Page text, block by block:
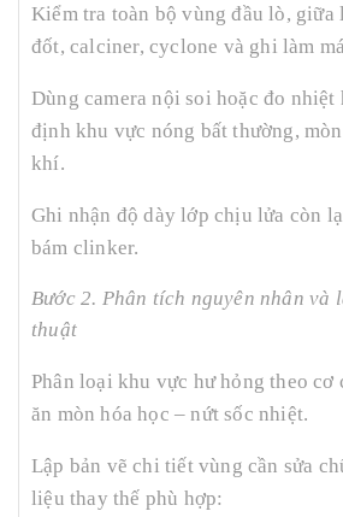
Kiểm tra toàn bộ vùng đầu lò, giữa
đốt, calciner, cyclone và ghi làm
Dùng camera nội soi hoặc đo nhiệt
định khu vực nóng bất thường,
khí.
Ghi nhận độ dày lớp chịu lửa còn
bám clinker.
Bước 2. Phân tích nguyên nhân và
thuật
Phân loại khu vực hư hỏng theo cơ
ăn mòn hóa học – nứt sốc nhiệt.
Lập bản vẽ chi tiết vùng cần sửa
liệu thay thế phù hợp: